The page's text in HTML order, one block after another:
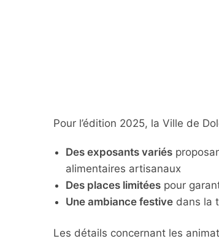
Pour l’édition 2025, la Ville de
Des exposants variés
alimentaires artisanaux
Des places limitées pour
Une ambiance festive dans la
Les détails concernant les